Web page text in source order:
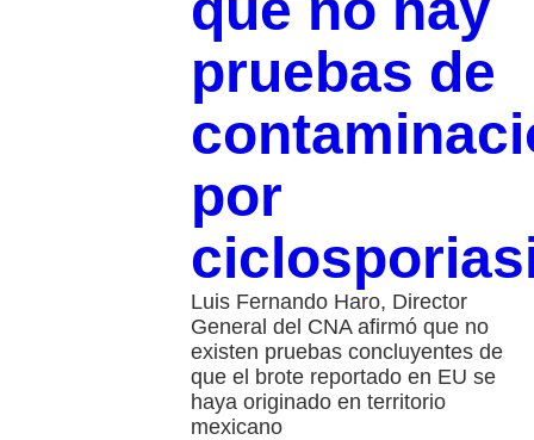
pruebas de
por
Luis Fernando Haro, Director
General del CNA afirmó que no
existen pruebas concluyentes de
que el brote reportado en EU se
haya originado en territorio
mexicano